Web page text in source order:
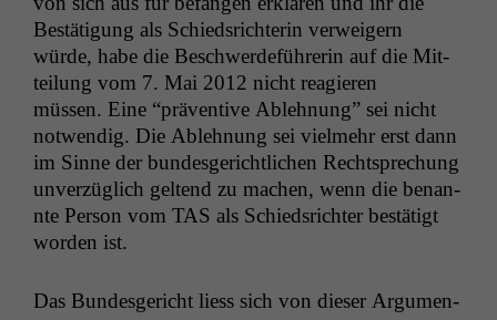
Bestä­ti­gung als Schied­srich­terin ver­weigern
würde, habe die Beschw­erde­führerin auf die Mit­
teilung vom 7. Mai 2012 nicht reagieren
müssen. Eine “präven­tive Ablehnung” sei nicht
notwendig. Die Ablehnung sei vielmehr erst dann
im Sinne der bun­des­gerichtlichen Rechtsprechung
unverzüglich gel­tend zu machen, wenn die benan­
nte Per­son vom TAS als Schied­srichter bestätigt
wor­den ist.
Das Bun­des­gericht liess sich von dieser Argu­men­